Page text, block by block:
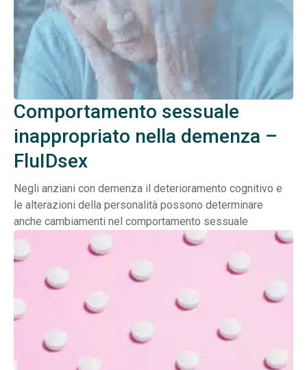
Comportamento sessuale
inappropriato nella demenza –
FluIDsex
Negli anziani con demenza il deterioramento cognitivo e
le alterazioni della personalità possono determinare
anche cambiamenti nel comportamento sessuale